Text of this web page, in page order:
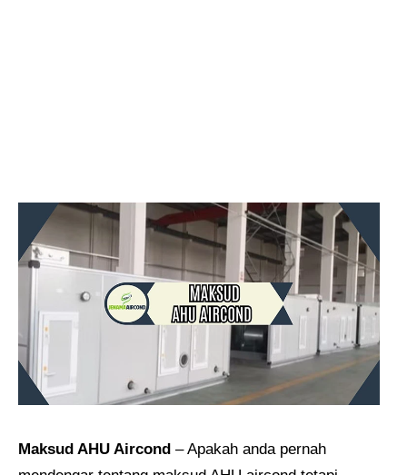
Maksud AHU Aircond – Apakah anda pernah